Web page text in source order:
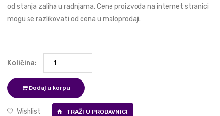
od stanja zaliha u radnjama. Cene proizvoda na internet stranici
mogu se razlikovati od cena u maloprodaji.
Količina:
Dodaj u korpu
Wishlist TRAŽI U PRODAVNICI